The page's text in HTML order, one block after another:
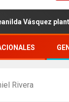
plantea
Rivera